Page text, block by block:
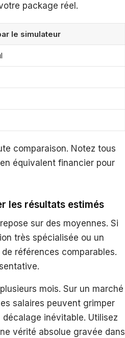
package réel.
le simulateur
comparaison. Notez tous
équivalent financier pour
les résultats estimés
sur des moyennes. Si
très spécialisée ou un
références comparables.
mois. Sur un marché
salaires peuvent grimper
inévitable. Utilisez
vérité absolue gravée dans